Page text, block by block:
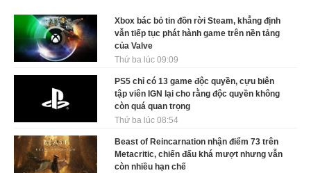
Xbox bác bỏ tin đồn rời Steam, khẳng định
vẫn tiếp tục phát hành game trên nền tảng
của Valve
Thứ ba lúc 09:09
PS5 chỉ có 13 game độc quyền, cựu biên
tập viên IGN lại cho rằng độc quyền không
còn quá quan trọng
Thứ ba lúc 08:54
Beast of Reincarnation nhận điểm 73 trên
Metacritic, chiến đấu khá mượt nhưng vẫn
còn nhiều hạn chế